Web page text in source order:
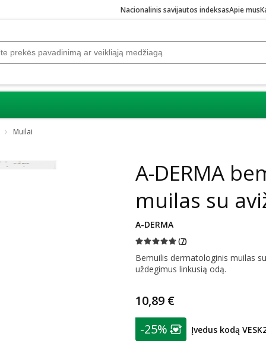
Nacionalinis savijautos indeksasApie mus
Muilai
A-DERMA
muilas su
A-DERMA
(7)
Bemuilis dermatologinis muilas
uždegimus linkusią odą.
10,89 €
patarimas
Lojalumo klubo
-25% Įvedus kodą